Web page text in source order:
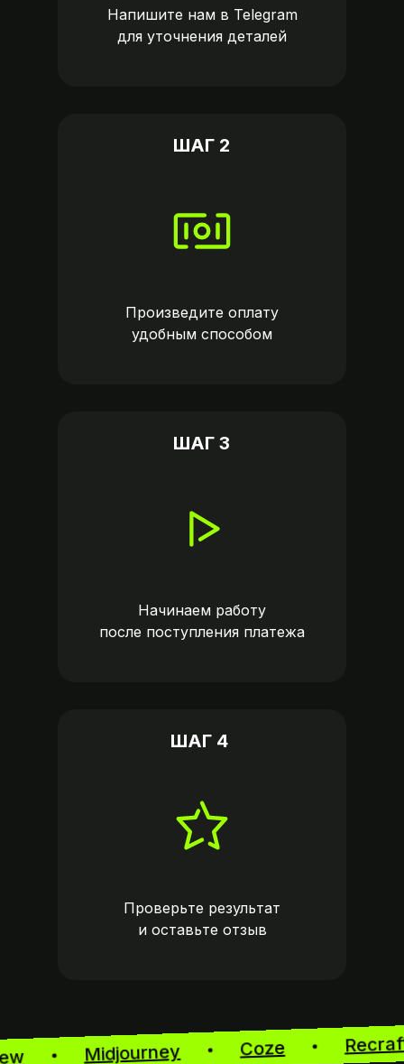
Произведите оплату
удобным способом
Начинаем работу
после поступления платежа
Проверьте результат
и оставьте отзыв
Напишите нам в Telegram
для уточнения деталей
ШАГ 2
ШАГ 3
ШАГ 4
Midjourney Coze